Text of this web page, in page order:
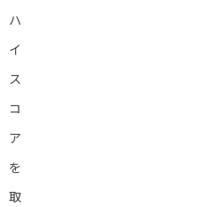
ハ
イ
ス
コ
ア
を
取